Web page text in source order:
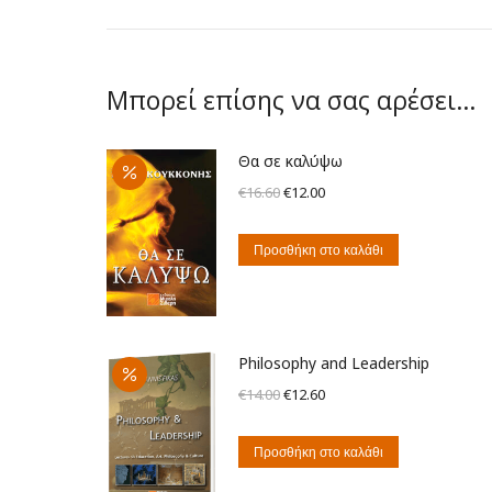
Μπορεί επίσης να σας αρέσει…
Θα σε καλύψω
€16.60Original
was:
€12.00Η
τιμή
Προσθήκη στο καλάθι
Philosophy and Leadership
€14.00Original
was:
€12.60Η
τιμή
Προσθήκη στο καλάθι